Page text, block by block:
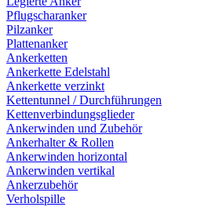
Pflugscharanker
Pilzanker
Plattenanker
Ankerketten
Ankerkette Edelstahl
Ankerkette verzinkt
Kettentunnel / Durchführungen
Kettenverbindungsglieder
Ankerwinden und Zubehör
Ankerhalter & Rollen
Ankerwinden horizontal
Ankerwinden vertikal
Ankerzubehör
Verholspille